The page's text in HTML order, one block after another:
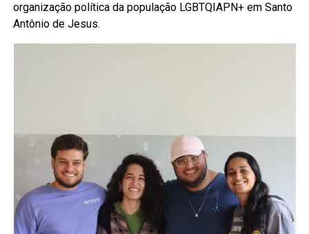
organização política da população LGBTQIAPN+ em Santo
Antônio de Jesus.